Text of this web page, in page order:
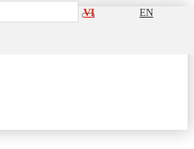
VI EN